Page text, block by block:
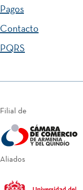
Pagos
Contacto
PQRS
Filial de
Aliados